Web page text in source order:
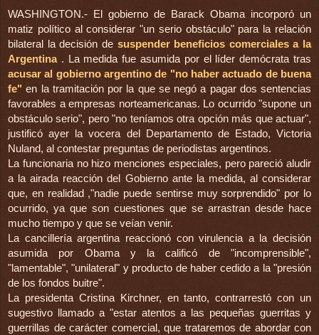
WASHINGTON.- El gobierno de Barack Obama incorporó un
matiz político al considerar "un serio obstáculo" para la relación
bilateral la decisión de suspender beneficios comerciales a la
Argentina. La medida fue asumida por el líder demócrata tras
acusar al gobierno argentino de "no haber actuado de buena
fe" en la tramitación por la que se negó a pagar dos sentencias
favorables a empresas norteamericanas. Lo ocurrido "supone un
obstáculo serio", pero "no teníamos otra opción más que actuar",
justificó ayer la vocera del Departamento de Estado, Victoria
Nuland, al contestar preguntas de periodistas argentinos.
La funcionaria no hizo menciones especiales, pero pareció aludir
a la airada reacción del Gobierno ante la medida, al considerar
que, en realidad ,"nadie puede sentirse muy sorprendido" por lo
ocurrido, ya que son cuestiones que se arrastran desde hace
mucho tiempo y que se veían venir.
La cancillería argentina reaccionó con virulencia a la decisión
asumida por Obama y la calificó de "incomprensible",
"lamentable", "unilateral" y producto de haber cedido a la "presión
de los fondos buitre".
La presidenta Cristina Kirchner, en tanto, contrarrestó con un
sugestivo llamado a "estar atentos a las pequeñas guerritas y
guerrillas de carácter comercial, que trataremos de abordar con